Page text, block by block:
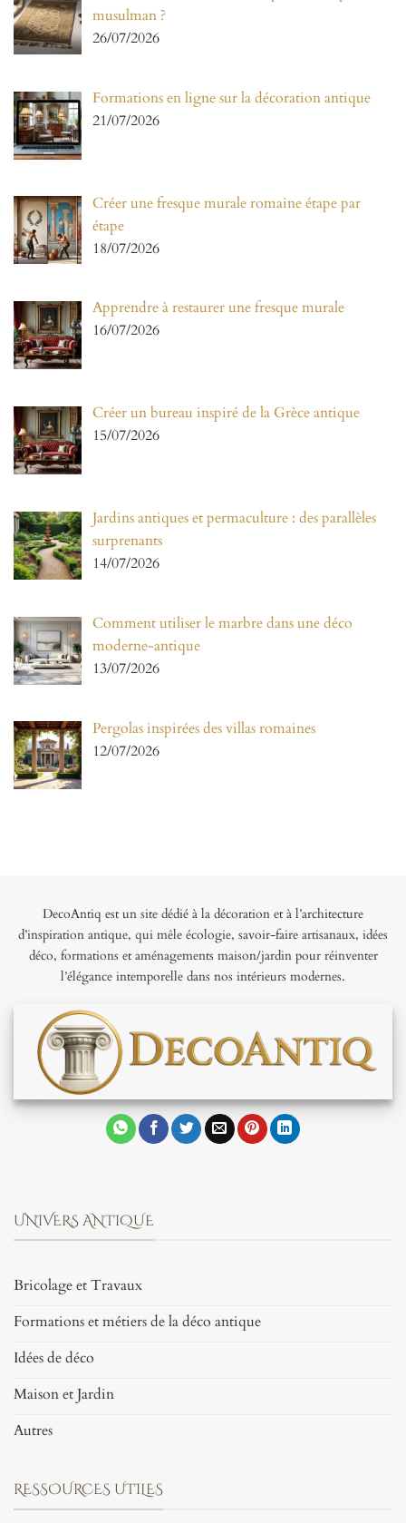
musulman ?
26/07/2026
Formations en ligne sur la décoration antique
21/07/2026
Créer une fresque murale romaine étape par
étape
18/07/2026
Apprendre à restaurer une fresque murale
16/07/2026
Créer un bureau inspiré de la Grèce antique
15/07/2026
Jardins antiques et permaculture : des parallèles
surprenants
14/07/2026
Comment utiliser le marbre dans une déco
moderne-antique
13/07/2026
Pergolas inspirées des villas romaines
12/07/2026
DecoAntiq est un site dédié à la décoration et à l’architecture
d’inspiration antique, qui mêle écologie, savoir-faire artisanaux, idées
déco, formations et aménagements maison/jardin pour réinventer
l’élégance intemporelle dans nos intérieurs modernes.
UNIVERS ANTIQUE
Bricolage et Travaux
Formations et métiers de la déco antique
Idées de déco
Maison et Jardin
Autres
RESSOURCES UTILES